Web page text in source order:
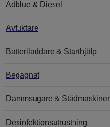
Adblue & Diesel
Avfuktare
Batteriladdare & Starthjälp
Begagnat
Dammsugare & Städmaskiner
Desinfektionsutrustning